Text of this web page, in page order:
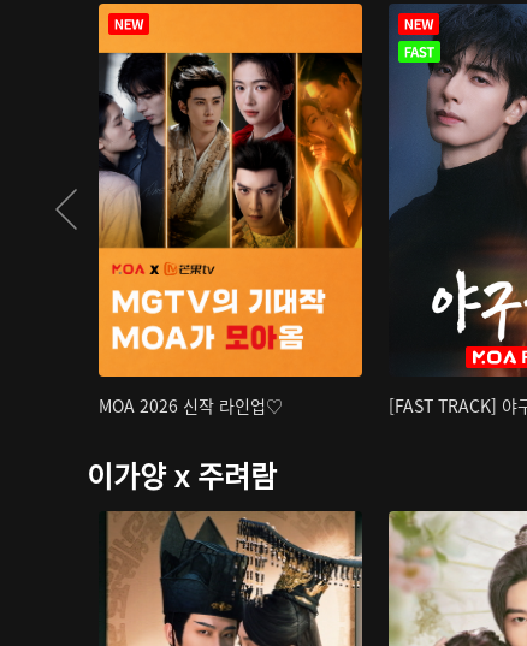
MOA 2026 신작 라인업♡ [FAST TRACK] 야
이가양 x 주려람